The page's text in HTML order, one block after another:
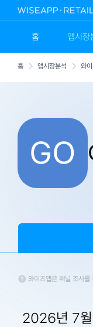
홈 앱시장
홈 앱시장분석 와
GO
와이즈앱은 패널 조사
2026년 7